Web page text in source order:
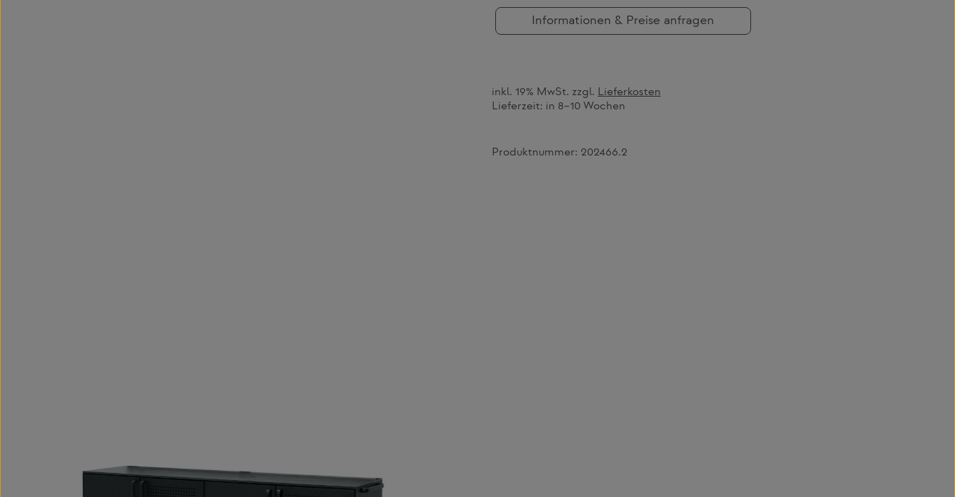
Informationen & Preise anfragen
inkl. 19% MwSt. zzgl. Lieferkosten
Lieferzeit: in 8–10 Wochen
Produktnummer: 202466.2